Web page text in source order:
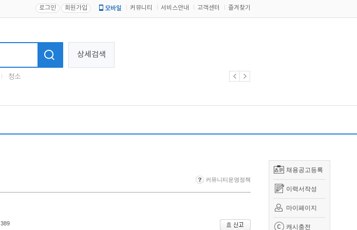
로그인 회원가입 모바일 커뮤니티 서비스안내 고객센터 즐겨찾기
상세검색
청소
채용공고등록
이력서작성
마이페이지
캐시충전
커뮤니티운영정책
389